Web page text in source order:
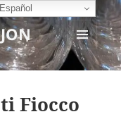
MENÚ
Y
Fiocco
Español